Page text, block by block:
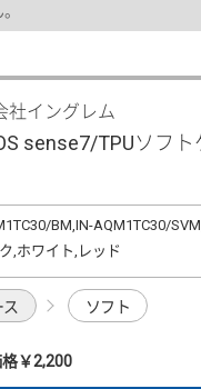
社イングレム
sense7/TPUソフ
BM,IN-AQM1TC30/
,ホワイト,レッド
ソフト
￥2,200